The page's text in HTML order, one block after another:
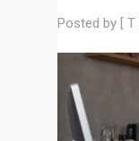
Posted by [ T